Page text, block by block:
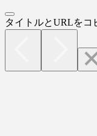
タイトルとURLをコ